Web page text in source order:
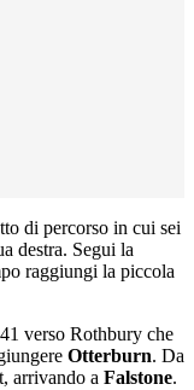
di percorso in cui sei
destra. Segui la
raggiungi la piccola
verso Rothbury che
Otterburn. Da
arrivando a Falstone.